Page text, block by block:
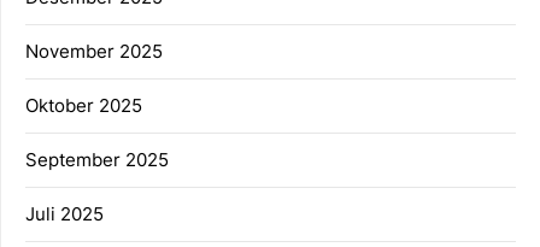
November 2025
Oktober 2025
September 2025
Juli 2025